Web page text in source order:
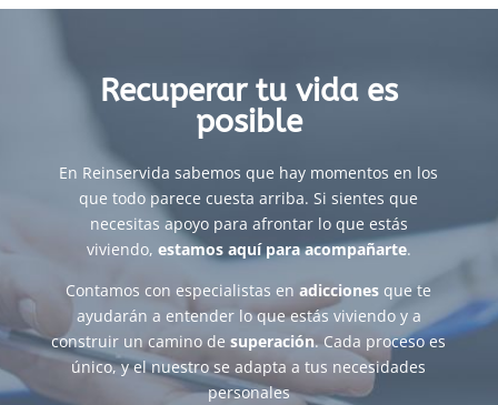
Recuperar tu vida es
posible
En Reinservida sabemos que hay momentos en los
que todo parece cuesta arriba. Si sientes que
necesitas apoyo para afrontar lo que estás
viviendo, estamos aquí para acompañarte.
Contamos con especialistas enadicciones que te
ayudarán a entender lo que estás viviendo y a
construir un camino desuperación. Cada proceso es
único, y el nuestro se adapta a tus necesidades
personales